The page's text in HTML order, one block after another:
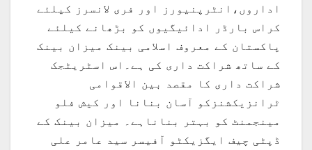
اداروں،انٹرپنیورز اور فری لانسرز کیلئے
کراس بارڈر ادائیگیوں کو بڑھانے کیلئے
پاکستان کے معروف اسلامی بینک میزان بینک
کے ساتھ شراکت داری کی ہے۔اس اسٹریٹجک
شراکت داری کا مقصد بین الاقوامی
ٹرانزیکشنزکو آسان بنانا اور کیش فلو
مینجمنٹ کو بہتر بناناہے۔ میزان بینک کے
ڈپٹی چیف ایگزیکٹو آفیسر سید عامر علی